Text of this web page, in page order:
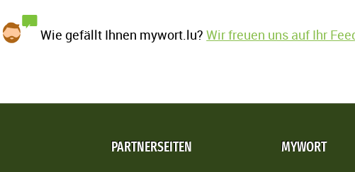
Wie gefällt Ihnen mywort.lu?Wir freuen uns auf Ihr
PARTNERSEITEN MYWORT